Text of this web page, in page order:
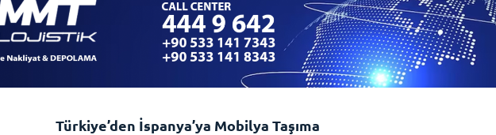
Türkiye’den İspanya’ya Mobilya Taşıma